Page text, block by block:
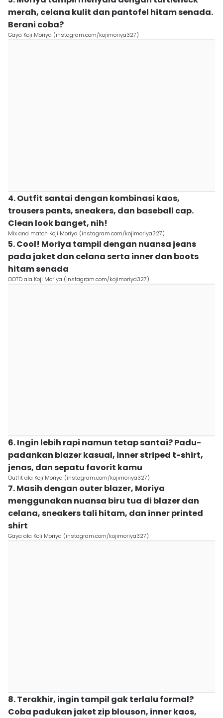
merah, celana kulit dan pantofel hitam senada.
Berani coba?
Gaya Koji Moriya (instagram.com/kojimoriya327)
4. Outfit santai dengan kombinasi kaos,
trousers pants, sneakers, dan baseball cap.
Clean look banget, nih!
Mix and match Koji Moriya (instagram.com/kojimoriya327)
5. Cool! Moriya tampil dengan nuansa jeans
pada jaket dan celana serta inner dan boots
hitam senada
OOTD ala Koji Moriya (instagram.com/kojimoriya327)
6. Ingin lebih rapi namun tetap santai? Padu-
padankan blazer kasual, inner striped t-shirt,
jenas, dan sepatu favorit kamu
Outfit ala Koji Moriya (instagram.com/kojimoriya327)
7. Masih dengan outer blazer, Moriya
menggunakan nuansa biru tua di blazer dan
celana, sneakers tali hitam, dan inner printed
shirt
Gaya ala Koji Moriya (instagram.com/kojimoriya327)
8. Terakhir, ingin tampil gak terlalu formal?
Coba padukan jaket zip blouson, inner kaos,